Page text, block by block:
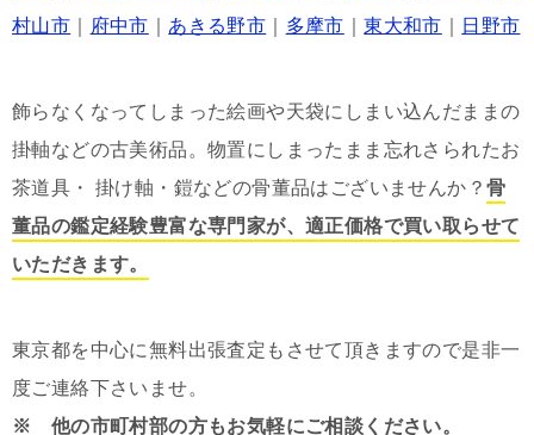
村山市
府中市 あきる野市 多摩市 ｜東大和市 日野市
飾らなくなってしまった絵画や天袋にしまい込んだままの
掛軸などの古美術品。物置にしまったまま忘れさられたお
茶道具・ 掛け軸・鎧などの骨董品はございませんか？ 骨
董品の鑑定経験豊富な専門家が、適正価格で買い取らせて
いただきます。
東京都を中心に無料出張査定もさせて頂きますので是非一
度ご連絡下さいませ。
※ 他の市町村部の方もお気軽にご相談ください。